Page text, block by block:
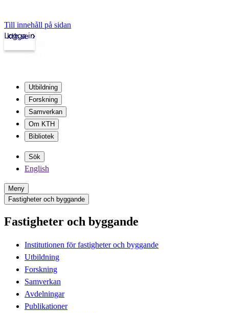
Till innehåll på sidan
kth.se
Logga in
Utbildning
Forskning
Samverkan
Om KTH
Bibliotek
Sök
English
Meny
Fastigheter och byggande
Fastigheter och byggande
Institutionen för fastigheter och byggande
Utbildning
Forskning
Samverkan
Avdelningar
Publikationer